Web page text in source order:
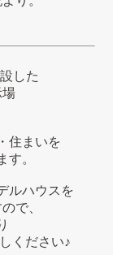
した
場
住まいを
す。
ルハウスを
で、
ください♪